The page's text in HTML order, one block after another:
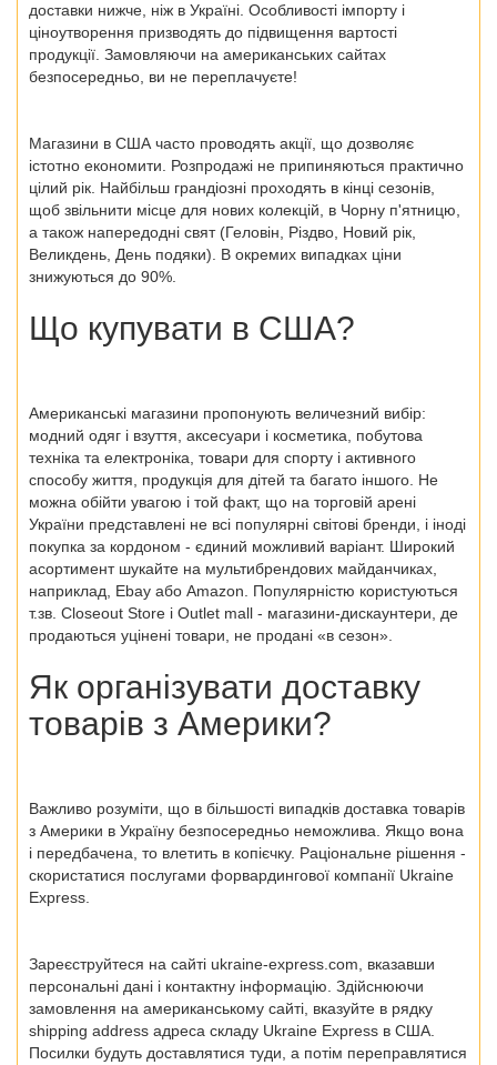
доставки нижче, ніж в Україні. Особливості імпорту і
ціноутворення призводять до підвищення вартості
продукції. Замовляючи на американських сайтах
безпосередньо, ви не переплачуєте!
Магазини в США часто проводять акції, що дозволяє
істотно економити. Розпродажі не припиняються практично
цілий рік. Найбільш грандіозні проходять в кінці сезонів,
щоб звільнити місце для нових колекцій, в Чорну п'ятницю,
а також напередодні свят (Геловін, Різдво, Новий рік,
Великдень, День подяки). В окремих випадках ціни
знижуються до 90%.
Що купувати в США?
Американські магазини пропонують величезний вибір:
модний одяг і взуття, аксесуари і косметика, побутова
техніка та електроніка, товари для спорту і активного
способу життя, продукція для дітей та багато іншого. Не
можна обійти увагою і той факт, що на торговій арені
України представлені не всі популярні світові бренди, і іноді
покупка за кордоном - єдиний можливий варіант. Широкий
асортимент шукайте на мультибрендових майданчиках,
наприклад, Ebay або Amazon. Популярністю користуються
т.зв. Closeout Store і Outlet mall - магазини-дискаунтери, де
продаються уцінені товари, не продані «в сезон».
Як організувати доставку
товарів з Америки?
Важливо розуміти, що в більшості випадків доставка товарів
з Америки в Україну безпосередньо неможлива. Якщо вона
і передбачена, то влетить в копієчку. Раціональне рішення -
скористатися послугами форвардингової компанії Ukraine
Express.
Зареєструйтеся на сайті ukraine-express.com, вказавши
персональні дані і контактну інформацію. Здійснюючи
замовлення на американському сайті, вказуйте в рядку
shipping address адреса складу Ukraine Express в США.
Посилки будуть доставлятися туди, а потім переправлятися